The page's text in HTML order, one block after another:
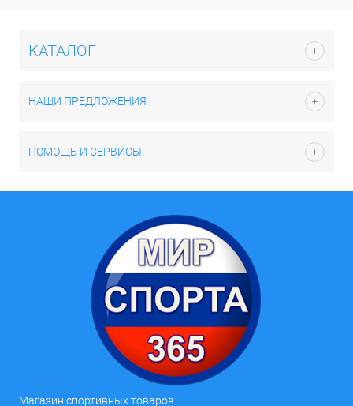
КАТАЛОГ
НАШИ ПРЕДЛОЖЕНИЯ
ПОМОЩЬ И СЕРВИСЫ
Магазин спортивных товаров